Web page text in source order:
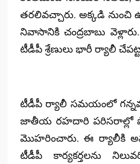
తరలివచ్చారు. అక్కడి నుంచి
నివాసానికి చంద్రబాబు
టీడీపీ శ్రేణులు భారీ ర్యాలీ
టీడీపీ ర్యాలీ సమయంలో
జాతీయ రహదారి పరిసరాల్లో
మొహరించారు. ఈ ర్యాలీకి
టీడీపీ కార్యకర్తలను